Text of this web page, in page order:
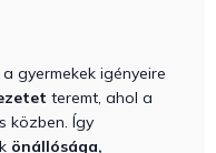
gyermekek igényeire
teremt, ahol a
közben. Így
önállósága,